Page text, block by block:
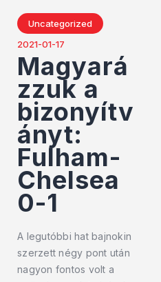
Uncategorized
2021-01-17
Magyará
zzuk a
bizonyítv
ányt:
Fulham-
Chelsea
0-1
A legutóbbi hat bajnokin
szerzett négy pont után
nagyon fontos volt a